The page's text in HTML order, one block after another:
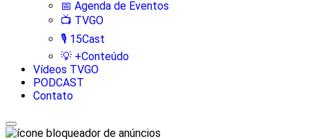
📅 Agenda de Eventos
📺 TVGO
🎙️ 15Cast
💡 +Conteúdo
Vídeos TVGO
PODCAST
Contato